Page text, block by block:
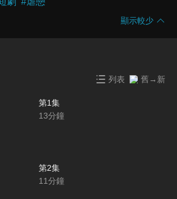
顯示較少
列表 舊→新
第1集
13分鐘
第2集
11分鐘